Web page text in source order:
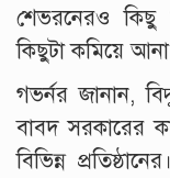
শেভরনেরও কিছু
কিছুটা কমিয়ে
গভর্নর জানান,
বাবদ সরকারের
বিভিন্ন